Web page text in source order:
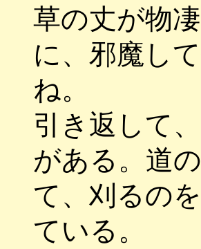
草の丈が物
に、邪魔し
ね。
引き返して
がある。道
て、刈るの
ている。